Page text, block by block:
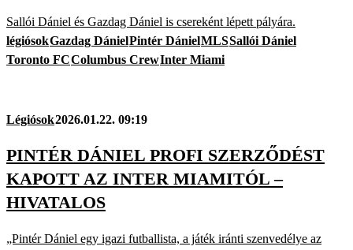
Sallói Dániel és Gazdag Dániel is csereként lépett pályára.
légiósokGazdag DánielPintér DánielMLSSallói Dániel
Toronto FCColumbus CrewInter Miami
Légiósok2026.01.22. 09:19
PINTÉR DÁNIEL PROFI SZERZŐDÉST
KAPOTT AZ INTER MIAMITÓL –
HIVATALOS
„Pintér Dániel egy igazi futballista, a játék iránti szenvedélye az